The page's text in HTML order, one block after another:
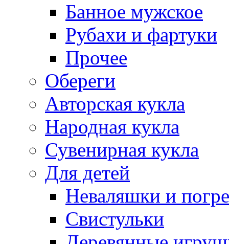
Банное мужское
Рубахи и фартуки
Прочее
Обереги
Авторская кукла
Народная кукла
Сувенирная кукла
Для детей
Неваляшки и
Свистульки